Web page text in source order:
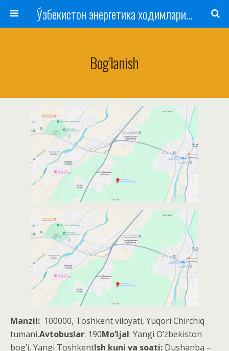
Ўзбекистон энергетика ходимлари касаба уюшмаси
Bog’lanish
Мanzil: 100000, Toshkent viloyati, Yuqori Chirchiq
tumani,Аvtobuslar: 190Mo’ljal: Yangi O’zbekiston
bog’i, Yangi ToshkentIsh kuni va soati: Dushanba –